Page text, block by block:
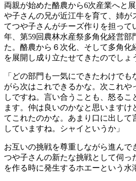
両親が始めた酪農から6次産業へと
や子さんの兄が近江牛を育て、姉が
てつや子さんがチーズ作りを担って
年、第59回農林水産祭多角化経営部
た。酪農から６次化、そして多角化
を展開し成り立たせてきたのでしょ
「どの部門も一気にできたわけで
がら次はこれできるかな。次これや
しですね。言い合うことも、怒るこ
ます。仲は良いのかなと思いますけ
てこれたのかな。あまり口に出して
していますね。シャイというか」
お互いの挑戦を尊重しながら進んで
つや子さんの新たな挑戦として伺っ
を作る時に発生するホエーという水